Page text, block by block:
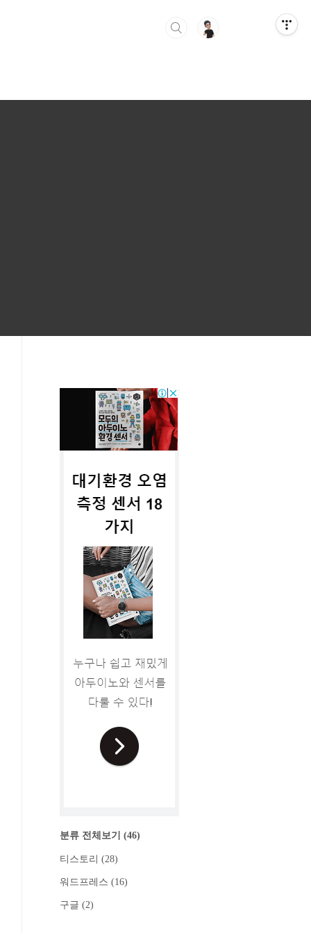
분류 전체보기 (46)
티스토리 (28)
워드프레스 (16)
구글 (2)